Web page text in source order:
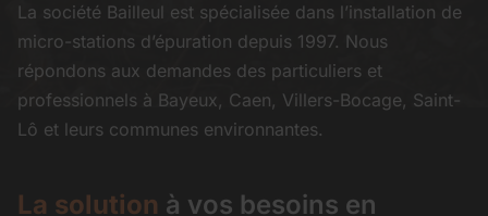
La société Bailleul est spécialisée dans l’installation de
micro-stations d’épuration depuis 1997. Nous
répondons aux demandes des particuliers et
professionnels à Bayeux, Caen, Villers-Bocage, Saint-
Lô et leurs communes environnantes.
La solution à vos besoins en